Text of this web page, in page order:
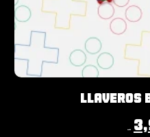
Llaveros
4,99€